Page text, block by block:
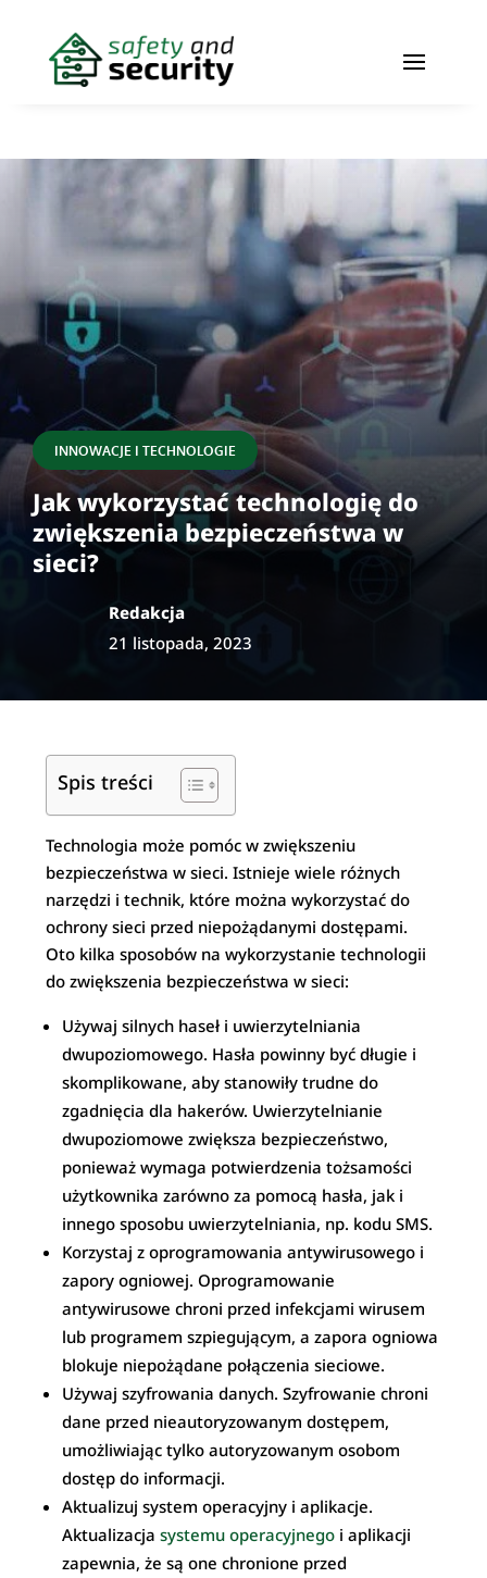
INNOWACJE I TECHNOLOGIE
Jak wykorzystać technologię do
zwiększenia bezpieczeństwa w
sieci?
Redakcja
21 listopada, 2023
Spis treści
Technologia może pomóc w zwiększeniu
bezpieczeństwa w sieci. Istnieje wiele różnych
narzędzi i technik, które można wykorzystać do
ochrony sieci przed niepożądanymi dostępami.
Oto kilka sposobów na wykorzystanie technologii
do zwiększenia bezpieczeństwa w sieci:
Używaj silnych haseł i uwierzytelniania
dwupoziomowego. Hasła powinny być długie i
skomplikowane, aby stanowiły trudne do
zgadnięcia dla hakerów. Uwierzytelnianie
dwupoziomowe zwiększa bezpieczeństwo,
ponieważ wymaga potwierdzenia tożsamości
użytkownika zarówno za pomocą hasła, jak i
innego sposobu uwierzytelniania, np. kodu SMS.
Korzystaj z oprogramowania antywirusowego i
zapory ogniowej. Oprogramowanie
antywirusowe chroni przed infekcjami wirusem
lub programem szpiegującym, a zapora ogniowa
blokuje niepożądane połączenia sieciowe.
Używaj szyfrowania danych. Szyfrowanie chroni
dane przed nieautoryzowanym dostępem,
umożliwiając tylko autoryzowanym osobom
dostęp do informacji.
Aktualizuj system operacyjny i aplikacje.
Aktualizacjasystemu operacyjnego i aplikacji
zapewnia, że są one chronione przed